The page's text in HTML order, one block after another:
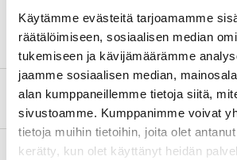
Käytämme evästeitä tarjoamamme
räätälöimiseen, sosiaalisen median
tukemiseen ja kävijämäärämme
jaamme sosiaalisen median,
alan kumppaneillemme tietoja siitä,
sivustoamme. Kumppanimme voivat
tietoja muihin tietoihin, joita olet
kerätty, kun olet käyttänyt heidän
Tietoa valmistajasta